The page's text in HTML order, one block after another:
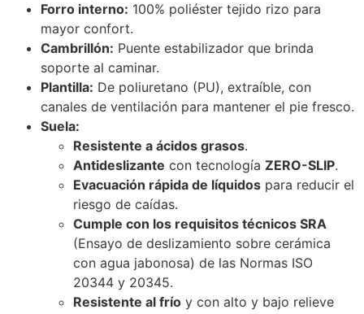
Forro interno: 100% poliéster tejido rizo para
mayor confort.
Cambrillón: Puente estabilizador que brinda
soporte al caminar.
Plantilla: De poliuretano (PU), extraíble, con
canales de ventilación para mantener el pie fresco.
Suela:
Resistente a ácidos grasos.
Antideslizante con tecnología ZERO-SLIP.
Evacuación rápida de líquidos para reducir el
riesgo de caídas.
Cumple con los requisitos técnicos SRA
(Ensayo de deslizamiento sobre cerámica
con agua jabonosa) de las Normas ISO
20344 y 20345.
Resistente al frío y con alto y bajo relieve